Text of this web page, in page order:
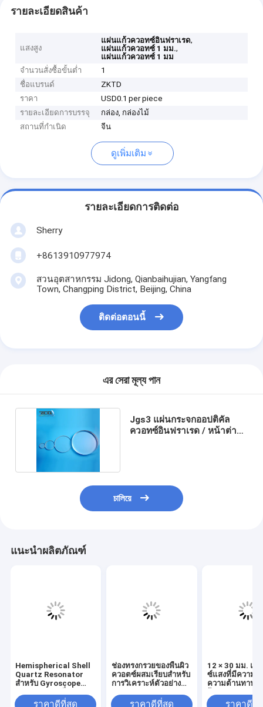
รายละเอียดสินค้า
แสงสูง
แผ่นแก้วควอทซ์อินฟราเรด,
แผ่นแก้วควอทซ์ 1 มม.,
แผ่นแก้วควอทซ์ 1 มม
จำนวนสั่งซื้อขั้นต่ำ
1
ชื่อแบรนด์
ZKTD
ราคา
USD0.1 per piece
รายละเอียดการบรรจุ
กล่อง, กล่องไม้
สถานที่กำเนิด
จีน
ดูเพิ่มเติม
รายละเอียดการติดต่อ
Sherry
+8613910977974
สวนอุตสาหกรรม Jidong, Qianbaihujian, Yangfang
Town, Changping District, Beijing, China
ติดต่อตอนนี้
এর সেরা মূল্য পান
Jgs3 แผ่นกระจกออปติคัล
ควอทซ์อินฟราเรด / หน้าต่าง
চালিয়ে
แนะนำผลิตภัณฑ์
Hemispherical Shell
Quartz Resonator
สำหรับ Gyroscope
ราคาดีที่สุด
ช่องทรงกรวยของพื้นผิว
ควอตซ์ผสมเรียบสำหรับ
การวิเคราะห์ตัวอย่าง
ราคาดีที่สุด
12 × 30 มม. แก้
ซ์แสงที่มีความบ
ความต้านทานค
ราคาดีที่